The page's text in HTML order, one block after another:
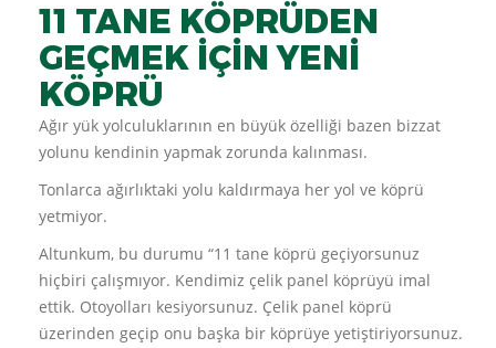
11 TANE KÖPRÜDEN
GEÇMEK İÇİN YENİ
KÖPRÜ
Ağır yük yolculuklarının en büyük özelliği bazen bizzat
yolunu kendinin yapmak zorunda kalınması.
Tonlarca ağırlıktaki yolu kaldırmaya her yol ve köprü
yetmiyor.
Altunkum, bu durumu “11 tane köprü geçiyorsunuz
hiçbiri çalışmıyor. Kendimiz çelik panel köprüyü imal
ettik. Otoyolları kesiyorsunuz. Çelik panel köprü
üzerinden geçip onu başka bir köprüye yetiştiriyorsunuz.